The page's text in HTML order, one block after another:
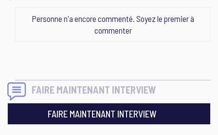
Personne n'a encore commenté. Soyez le premier à
commenter
FAIRE MAINTENANT INTERVIEW
FAIRE MAINTENANT INTERVIEW